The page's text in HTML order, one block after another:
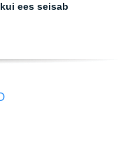
ees seisab